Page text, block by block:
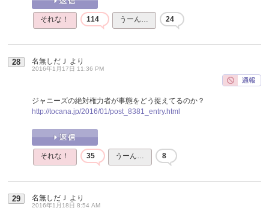
それな！ 114 うーん… 24
28 名無しだＪ より
2016年1月17日 11:36 PM
ジャニーズの絶対権力者が事態をどう捉えてるのか？
http://tocana.jp/2016/01/post_8381_entry.html
それな！ 35 うーん… 8
29 名無しだＪ より
2016年1月18日 8:54 AM